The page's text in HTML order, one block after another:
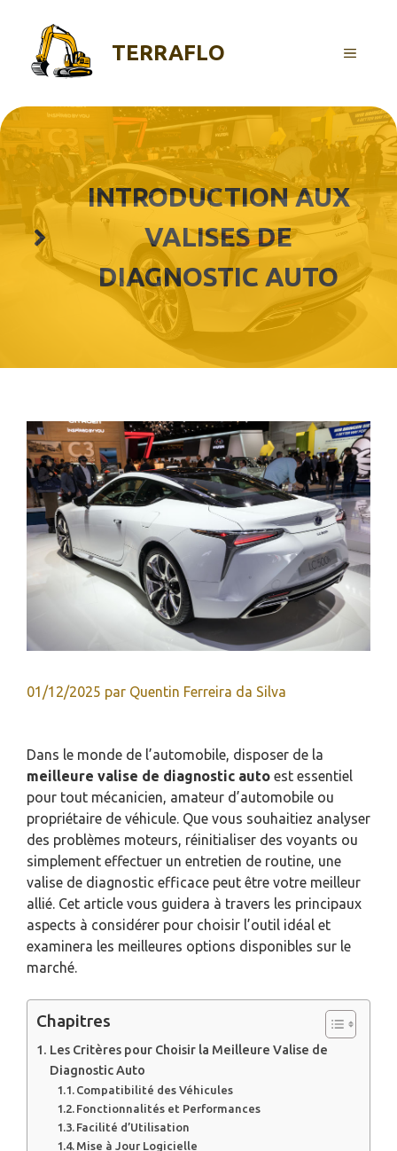
contenu
TERRAFLO MENU
INTRODUCTION AUX
VALISES DE
DIAGNOSTIC AUTO
01/12/2025 par Quentin Ferreira da Silva
Dans le monde de l’automobile, disposer de la
meilleure valise de diagnostic auto est essentiel
pour tout mécanicien, amateur d’automobile ou
propriétaire de véhicule. Que vous souhaitiez analyser
des problèmes moteurs, réinitialiser des voyants ou
simplement effectuer un entretien de routine, une
valise de diagnostic efficace peut être votre meilleur
allié. Cet article vous guidera à travers les principaux
aspects à considérer pour choisir l’outil idéal et
examinera les meilleures options disponibles sur le
marché.
Chapitres
Les Critères pour Choisir la Meilleure Valise de
Diagnostic Auto
Compatibilité des Véhicules
Fonctionnalités et Performances
Facilité d’Utilisation
Mise à Jour Logicielle